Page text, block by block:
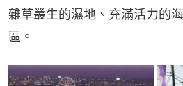
雜草叢生的濕地、充滿活力的
區。